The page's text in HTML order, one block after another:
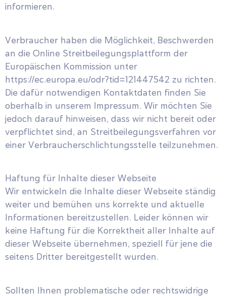
informieren.
Verbraucher haben die Möglichkeit, Beschwerden
an die Online Streitbeilegungsplattform der
Europäischen Kommission unter
https://ec.europa.eu/odr?tid=121447542 zu richten.
Die dafür notwendigen Kontaktdaten finden Sie
oberhalb in unserem Impressum. Wir möchten Sie
jedoch darauf hinweisen, dass wir nicht bereit oder
verpflichtet sind, an Streitbeilegungsverfahren vor
einer Verbraucherschlichtungsstelle teilzunehmen.
Haftung für Inhalte dieser Webseite
Wir entwickeln die Inhalte dieser Webseite ständig
weiter und bemühen uns korrekte und aktuelle
Informationen bereitzustellen. Leider können wir
keine Haftung für die Korrektheit aller Inhalte auf
dieser Webseite übernehmen, speziell für jene die
seitens Dritter bereitgestellt wurden.
Sollten Ihnen problematische oder rechtswidrige